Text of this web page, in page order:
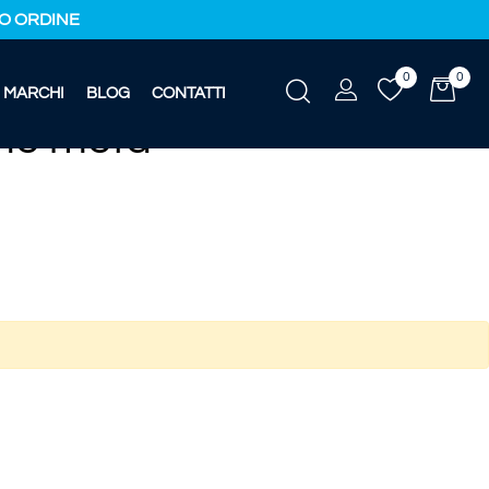
ORDINE
MARCHI BLOG CONTATTI
0
0
meta